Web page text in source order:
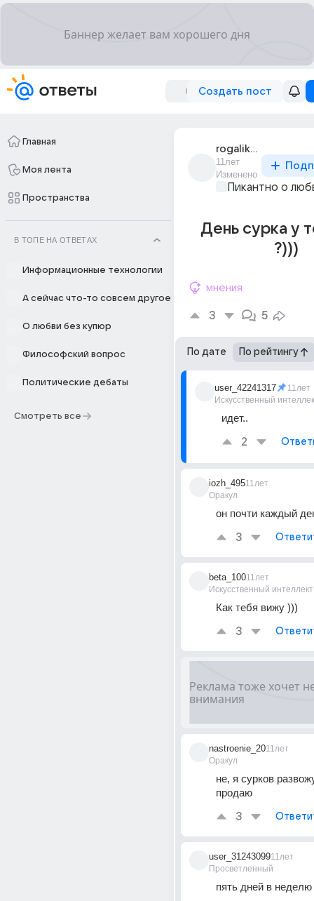
Создать пост
Главная
Моя лента
Пространства
В ТОПЕ НА ОТВЕТАХ
Информационные технологии
А сейчас что-то совсем другое
О любви без купюр
Философский вопрос
Политические дебаты
Смотреть все
rogalik_31
11лет
Изменено
Пикантно о
День сурка у
?)))
мнения
3 5
По дате По рейтингу
user_42241317
Искусственный
11лет
идет..
2
iozh_495
Оракул
11лет
он почти каждый
3
beta_100
Искусственный интеллект
11лет
Как тебя вижу )))
3
nastroenie_20
Оракул
11лет
не, я сурков
продаю
3
user_31243099
Просветленный
11лет
пять дней в неделю